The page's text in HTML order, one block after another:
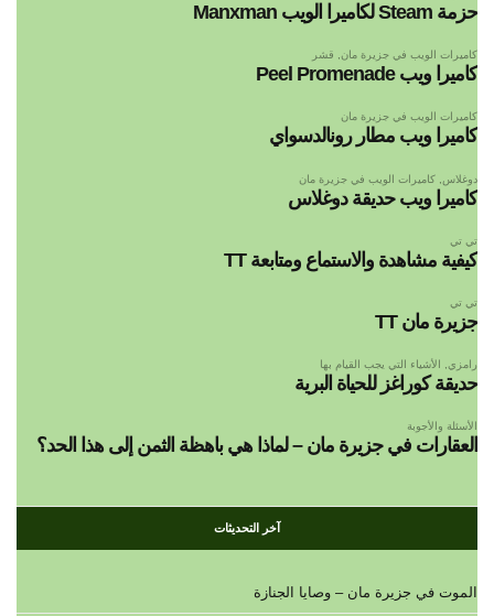
حزمة Steam لكاميرا الويب Manxman
كاميرات الويب في جزيرة مان قشر
كاميرا ويب Peel Promenade
كاميرات الويب في جزيرة مان
كاميرا ويب مطار رونالدسواي
دوغلاس كاميرات الويب في جزيرة مان
كاميرا ويب حديقة دوغلاس
تي تي
كيفية مشاهدة والاستماع ومتابعة TT
تي تي
جزيرة مان TT
رامزي الأشياء التي يجب القيام بها
حديقة كوراغز للحياة البرية
الأسئلة والأجوبة
العقارات في جزيرة مان – لماذا هي باهظة الثمن إلى هذا الحد؟
آخر التحديثات
الموت في جزيرة مان – وصايا الجنازة